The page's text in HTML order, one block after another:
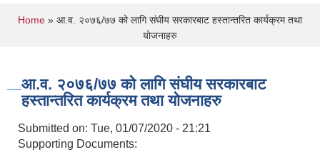
You are here
Home » आ.व. २०७६/७७ को लागि संघीय सरकारबाट हस्तान्तरित कार्यक्रम तथा
योजनाहरु
आ.व. २०७६/७७ को लागि संघीय सरकारबाट
हस्तान्तरित कार्यक्रम तथा योजनाहरु
Submitted on: Tue, 01/07/2020 - 21:21
Supporting Documents: